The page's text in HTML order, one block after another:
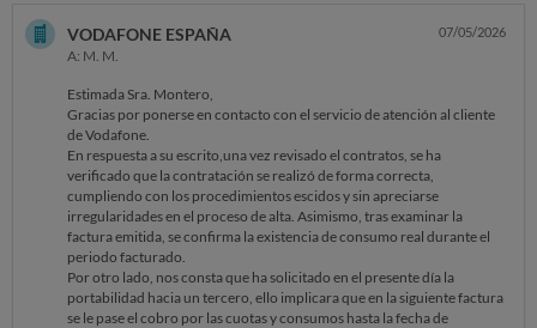
VODAFONE ESPAÑA
A: M. M.
07/05/2026
Estimada Sra. Montero,
Gracias por ponerse en contacto con el servicio de atención al cliente
de Vodafone.
En respuesta a su escrito,una vez revisado el contratos, se ha
verificado que la contratación se realizó de forma correcta,
cumpliendo con los procedimientos escidos y sin apreciarse
irregularidades en el proceso de alta. Asimismo, tras examinar la
factura emitida, se confirma la existencia de consumo real durante el
periodo facturado.
Por otro lado, nos consta que ha solicitado en el presente día la
portabilidad hacia un tercero, ello implicara que en la siguiente factura
se le pase el cobro por las cuotas y consumos hasta la fecha de